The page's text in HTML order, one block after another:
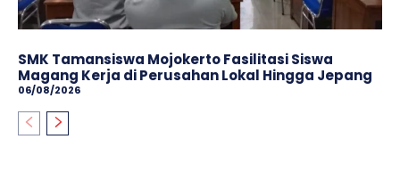
SMK Tamansiswa Mojokerto Fasilitasi Siswa
Magang Kerja di Perusahan Lokal Hingga Jepang
06/08/2026